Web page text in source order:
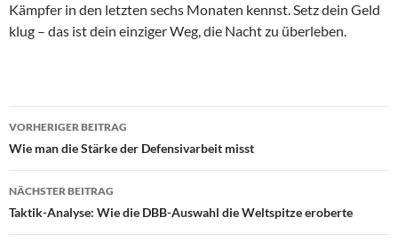
Kämpfer in den letzten sechs Monaten kennst. Setz dein Geld
klug – das ist dein einziger Weg, die Nacht zu überleben.
Beitragsnavigation
VORHERIGER BEITRAG
Wie man die Stärke der Defensivarbeit misst
NÄCHSTER BEITRAG
Taktik-Analyse: Wie die DBB-Auswahl die Weltspitze eroberte